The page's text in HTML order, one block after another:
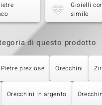
Gioielli
simile
di questo prodotto
Pietre preziose Orecchini
Orecchini in argento